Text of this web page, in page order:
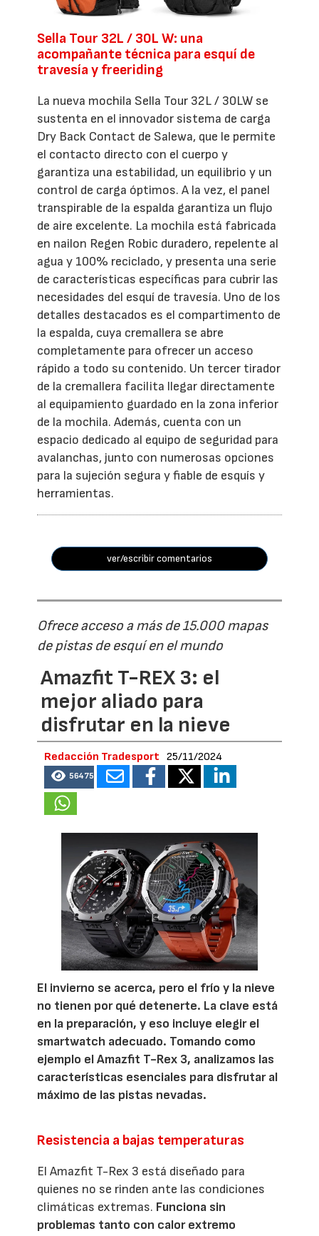
Sella Tour 32L / 30L W: una
acompañante técnica para esquí de
travesía y freeriding
La nueva mochila Sella Tour 32L / 30LW se
sustenta en el innovador sistema de carga
Dry Back Contact de Salewa, que le permite
el contacto directo con el cuerpo y
garantiza una estabilidad, un equilibrio y un
control de carga óptimos. A la vez, el panel
transpirable de la espalda garantiza un flujo
de aire excelente. La mochila está fabricada
en nailon Regen Robic duradero, repelente al
agua y 100% reciclado, y presenta una serie
de características específicas para cubrir las
necesidades del esquí de travesía. Uno de los
detalles destacados es el compartimento de
la espalda, cuya cremallera se abre
completamente para ofrecer un acceso
rápido a todo su contenido. Un tercer tirador
de la cremallera facilita llegar directamente
al equipamiento guardado en la zona inferior
de la mochila. Además, cuenta con un
espacio dedicado al equipo de seguridad para
avalanchas, junto con numerosas opciones
para la sujeción segura y fiable de esquís y
herramientas.
ver/escribir comentarios
Ofrece acceso a más de 15.000 mapas
de pistas de esquí en el mundo
Amazfit T-REX 3: el
mejor aliado para
disfrutar en la nieve
Redacción Tradesport 25/11/2024
56475
El invierno se acerca, pero el frío y la nieve
no tienen por qué detenerte. La clave está
en la preparación, y eso incluye elegir el
smartwatch adecuado. Tomando como
ejemplo el Amazfit T-Rex 3, analizamos las
características esenciales para disfrutar al
máximo de las pistas nevadas.
Resistencia a bajas temperaturas
El Amazfit T-Rex 3 está diseñado para
quienes no se rinden ante las condiciones
climáticas extremas. Funciona sin
problemas tanto con calor extremo